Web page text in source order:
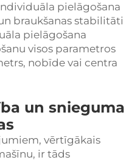
pielāgošana
braukšanas stabilitāti
pielāgošana
visos parametros
nobīde vai centra
un snieguma
vērtīgākais
ir tāds